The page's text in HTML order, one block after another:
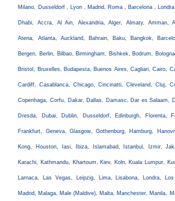
Milano, Dusseldorf , Lyon , Madrid, Roma , Barcelona ,
Dhabi, Accra, Al Ain, Alexandria, Alger, Almaty, Amman,
Atena, Atlanta, Auckland, Bahrain, Baku, Bangkok,
Bergen, Berlin, Bilbao, Birmingham, Bishkek, Bodrum,
Bristol, Bruxelles, Budapesta, Buenos Aires, Cagliari, Cairo,
Cardiff, Casablanca, Chicago, Cincinatti, Cleveland, Cluj,
Copenhaga, Corfu, Dakar, Dallas, Damasc, Dar es Salaam,
Dresda, Dubai, Dublin, Dusseldorf, Edinburgh, Florenta,
Frankfurt, Geneva, Glasgow, Gothenburg, Hamburg,
Kong, Houston, Iasi, Ibiza, Islamabad, Istanbul, Izmir,
Karachi, Kathmandu, Khartoum, Kiev, Koln, Kuala Lumpur,
Larnaca, Las Vegas, Leipzig, Lima, Lisabona, Londra,
Madrid, Malaga, Male (Maldive), Malta, Manchester, Manila,